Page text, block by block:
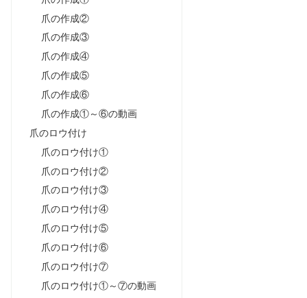
爪の作成②
爪の作成③
爪の作成④
爪の作成⑤
爪の作成⑥
爪の作成①～⑥の動画
爪のロウ付け
爪のロウ付け①
爪のロウ付け②
爪のロウ付け③
爪のロウ付け④
爪のロウ付け⑤
爪のロウ付け⑥
爪のロウ付け⑦
爪のロウ付け①～⑦の動画